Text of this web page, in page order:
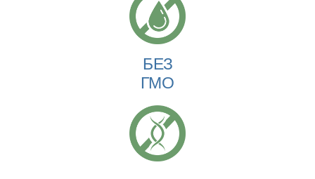
БЕЗ
ГМО